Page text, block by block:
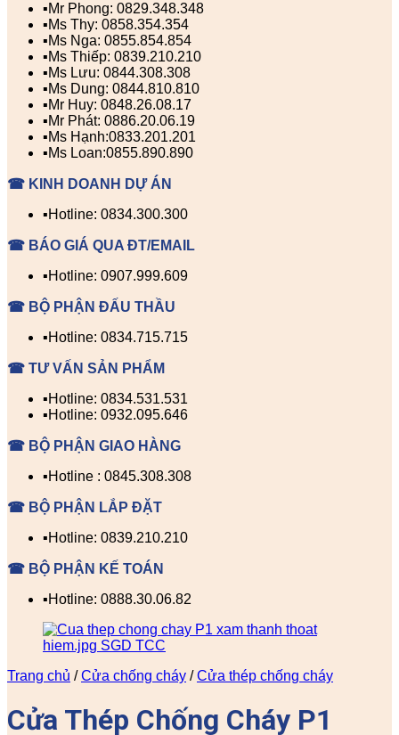
▪️Mr Phong: 0829.348.348
▪️Ms Thy: 0858.354.354
▪️Ms Nga: 0855.854.854
▪️Ms Thiếp: 0839.210.210
▪️Ms Lưu: 0844.308.308
▪️Ms Dung: 0844.810.810
▪️Mr Huy: 0848.26.08.17
▪️Mr Phát: 0886.20.06.19
▪️Ms Hạnh:0833.201.201
▪️Ms Loan:0855.890.890
☎ KINH DOANH DỰ ÁN
▪️Hotline: 0834.300.300
☎ BÁO GIÁ QUA ĐT/EMAIL
▪️Hotline: 0907.999.609
☎ BỘ PHẬN ĐẤU THẦU
▪️Hotline: 0834.715.715
☎ TƯ VẤN SẢN PHẨM
▪️Hotline: 0834.531.531
▪️Hotline: 0932.095.646
☎ BỘ PHẬN GIAO HÀNG
▪️Hotline : 0845.308.308
☎ BỘ PHẬN LẮP ĐẶT
▪️Hotline: 0839.210.210
☎ BỘ PHẬN KẾ TOÁN
▪️Hotline: 0888.30.06.82
Trang chủ / Cửa chống cháy / Cửa thép chống cháy
Cửa Thép Chống Cháy P1